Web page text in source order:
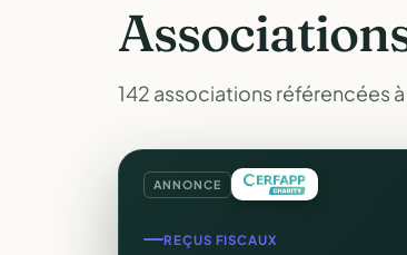
142 associations référencées
ANNONCE
GESTION D'ASSOCIATION